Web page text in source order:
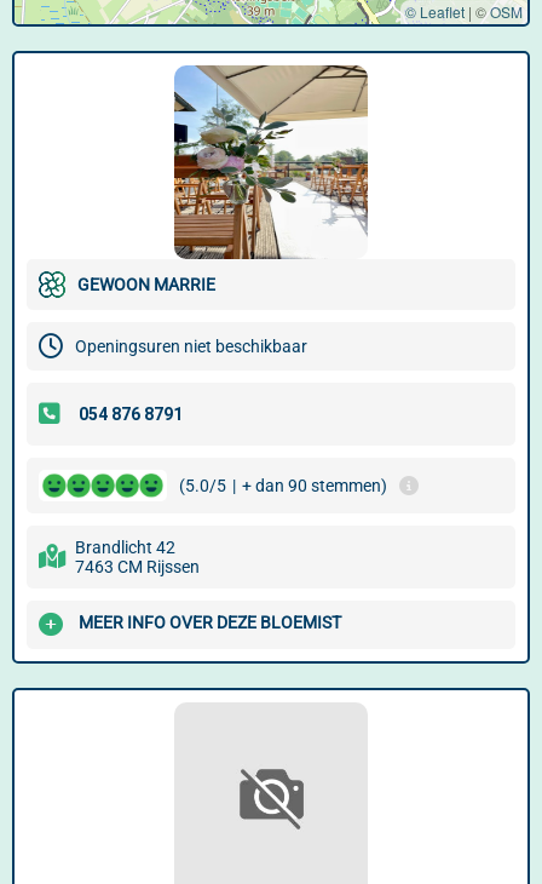
© Leaflet | ©OSM
GEWOON MARRIE
Openingsuren niet beschikbaar
(5.0/5 | + dan 90 stemmen)
Brandlicht 42
7463 CM Rijssen
MEER INFO OVER DEZE BLOEMIST